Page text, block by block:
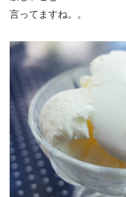
言ってますね。。